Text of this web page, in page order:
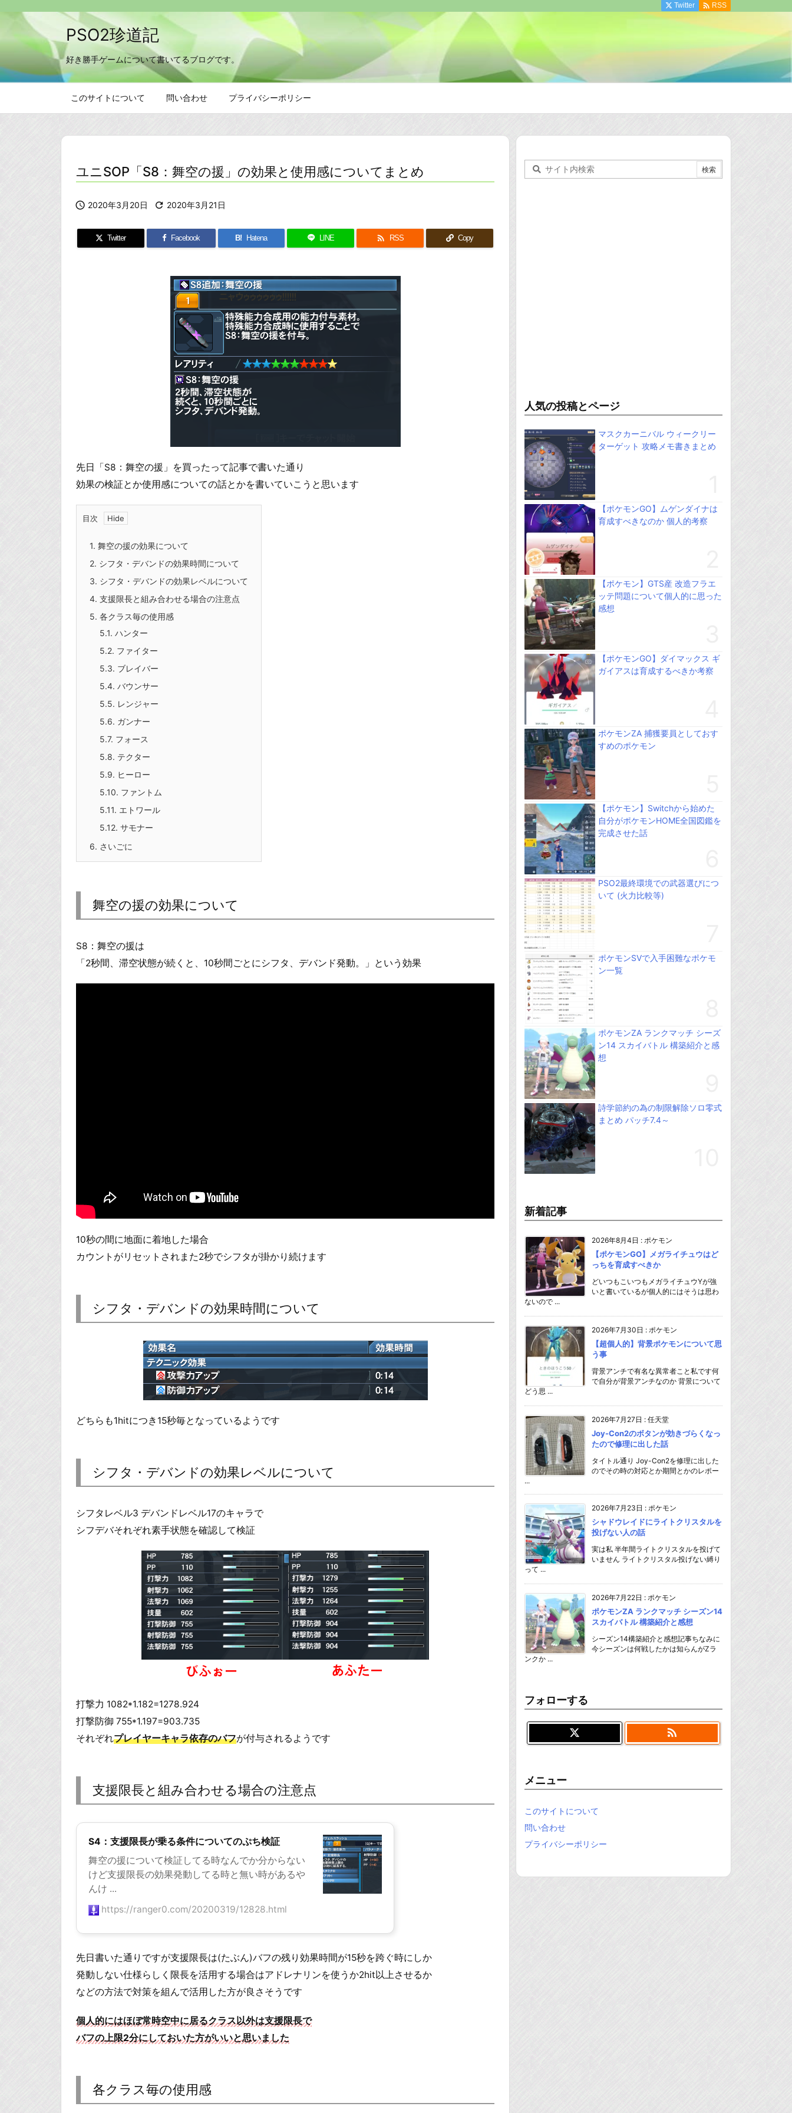
PSO2珍道記
好き勝手ゲームについて書いてるブログです。
このサイトについて 問い合わせ プライバシーポリシー
Twitter  RSS
ユニSOP「S8：舞空の援」の効果と使用感についてまとめ
 2020年3月20日  2020年3月21日
Twitter Facebook B! Hatena LINE  RSS Copy
先日「S8：舞空の援」を買ったって記事で書いた通り
効果の検証とか使用感についての話とかを書いていこうと思います
目次
1. 舞空の援の効果について
2. シフタ・デバンドの効果時間について
3. シフタ・デバンドの効果レベルについて
4. 支援限長と組み合わせる場合の注意点
5. 各クラス毎の使用感
5.1. ハンター
5.2. ファイター
5.3. ブレイバー
5.4. バウンサー
5.5. レンジャー
5.6. ガンナー
5.7. フォース
5.8. テクター
5.9. ヒーロー
5.10. ファントム
5.11. エトワール
5.12. サモナー
6. さいごに
舞空の援の効果について
S8：舞空の援は
「2秒間、滞空状態が続くと、10秒間ごとにシフタ、デバンド発動。」という効果
10秒の間に地面に着地した場合
カウントがリセットされまた2秒でシフタが掛かり続けます
シフタ・デバンドの効果時間について
どちらも1hitにつき15秒毎となっているようです
シフタ・デバンドの効果レベルについて
シフタレベル3 デバンドレベル17のキャラで
シフデバそれぞれ素手状態を確認して検証
打撃力 1082*1.182=1278.924
打撃防御 755*1.197=903.735
それぞれプレイヤーキャラ依存のバフが付与されるようです
支援限長と組み合わせる場合の注意点
S4：支援限長が乗る条件についてのぷち検証
舞空の援について検証してる時なんでか分からない
けど支援限長の効果発動してる時と無い時があるや
んけ ...
https://ranger0.com/20200319/12828.html
先日書いた通りですが支援限長は(たぶん)バフの残り効果時間が15秒を跨ぐ時にしか
発動しない仕様らしく限長を活用する場合はアドレナリンを使うか2hit以上させるか
などの方法で対策を組んで活用した方が良さそうです
個人的にはほぼ常時空中に居るクラス以外は支援限長で
バフの上限2分にしておいた方がいいと思いました
各クラス毎の使用感
人気の投稿とページ
マスクカーニバル ウィークリー
ターゲット 攻略メモ書きまとめ
【ポケモンGO】ムゲンダイナは
育成すべきなのか 個人的考察
【ポケモン】GTS産 改造フラエ
ッテ問題について個人的に思った
感想
【ポケモンGO】ダイマックス ギ
ガイアスは育成するべきか考察
ポケモンZA 捕獲要員としておす
すめのポケモン
【ポケモン】Switchから始めた
自分がポケモンHOME全国図鑑を
完成させた話
PSO2最終環境での武器選びにつ
いて (火力比較等)
ポケモンSVで入手困難なポケモ
ン一覧
ポケモンZA ランクマッチ シーズ
ン14 スカイバトル 構築紹介と感
想
詩学節約の為の制限解除ソロ零式
まとめ パッチ7.4～
新着記事
2026年8月4日 : ポケモン
【ポケモンGO】メガライチュウはど
っちを育成すべきか
どいつもこいつもメガライチュウYが強
いと書いているが個人的にはそうは思わ
ないので ...
2026年7月30日 : ポケモン
【超個人的】背景ポケモンについて思
う事
背景アンチで有名な異常者こと私です何
で自分が背景アンチなのか 背景について
どう思 ...
2026年7月27日 : 任天堂
Joy-Con2のボタンが効きづらくなっ
たので修理に出した話
タイトル通り Joy-Con2を修理に出した
のでその時の対応とか期間とかのレポー
...
2026年7月23日 : ポケモン
シャドウレイドにライトクリスタルを
投げない人の話
実は私 半年間ライトクリスタルを投げて
いません ライトクリスタル投げない縛り
って ...
2026年7月22日 : ポケモン
ポケモンZA ランクマッチ シーズン14
スカイバトル 構築紹介と感想
シーズン14構築紹介と感想記事ちなみに
今シーズンは何戦したかは知らんがZラ
ンクか ...
フォローする

メニュー
このサイトについて
問い合わせ
プライバシーポリシー